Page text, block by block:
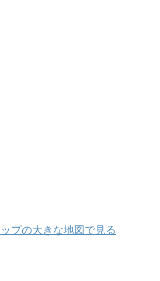
プの大きな地図で見る